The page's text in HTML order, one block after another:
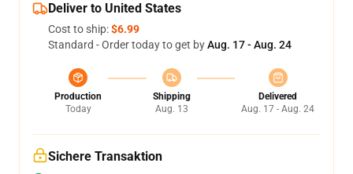
Deliver to United States
Cost to ship:$6.99
Standard - Order today to get byAug. 17 - Aug. 24
Production
Today
Shipping
Aug. 13
Delivered
Aug. 17 - Aug. 24
Sichere Transaktion